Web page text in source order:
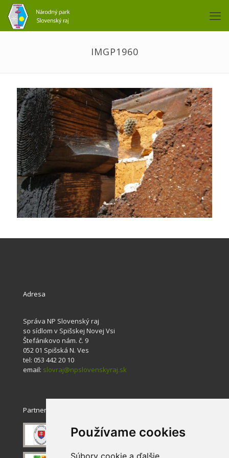
Používame cookies
Súbory cookie a ďalšie
IMGP1960
Adresa
Správa NP Slovenský raj
so sídlom v Spišskej Novej Vsi
Štefánikovo nám. č. 9
052 01 Spišská N. Ves
tel: 053 442 20 10
email: slovraj@npslovenskyraj.sk
Partneri